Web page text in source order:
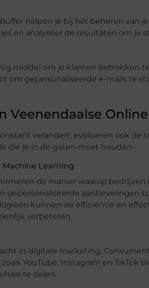
helpen je bij het beheren van
en analyseer de resultaten om je
middel om je klanten betrokken
om gepersonaliseerde e-mails te
Veenendaalse
verandert, evolueren ook de
die je in de gaten moet houden:
Learning
de manier waarop
gepersonaliseerde aanbevelingen
kunnen de efficiëntie en
verbeteren.
in digitale marketing.
YouTube, Instagram en TikTok
te delen.